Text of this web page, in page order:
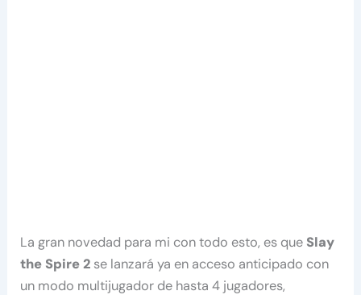
La gran novedad para mi con todo esto, es que Slay
the Spire 2 se lanzará ya en acceso anticipado con
un modo multijugador de hasta 4 jugadores,